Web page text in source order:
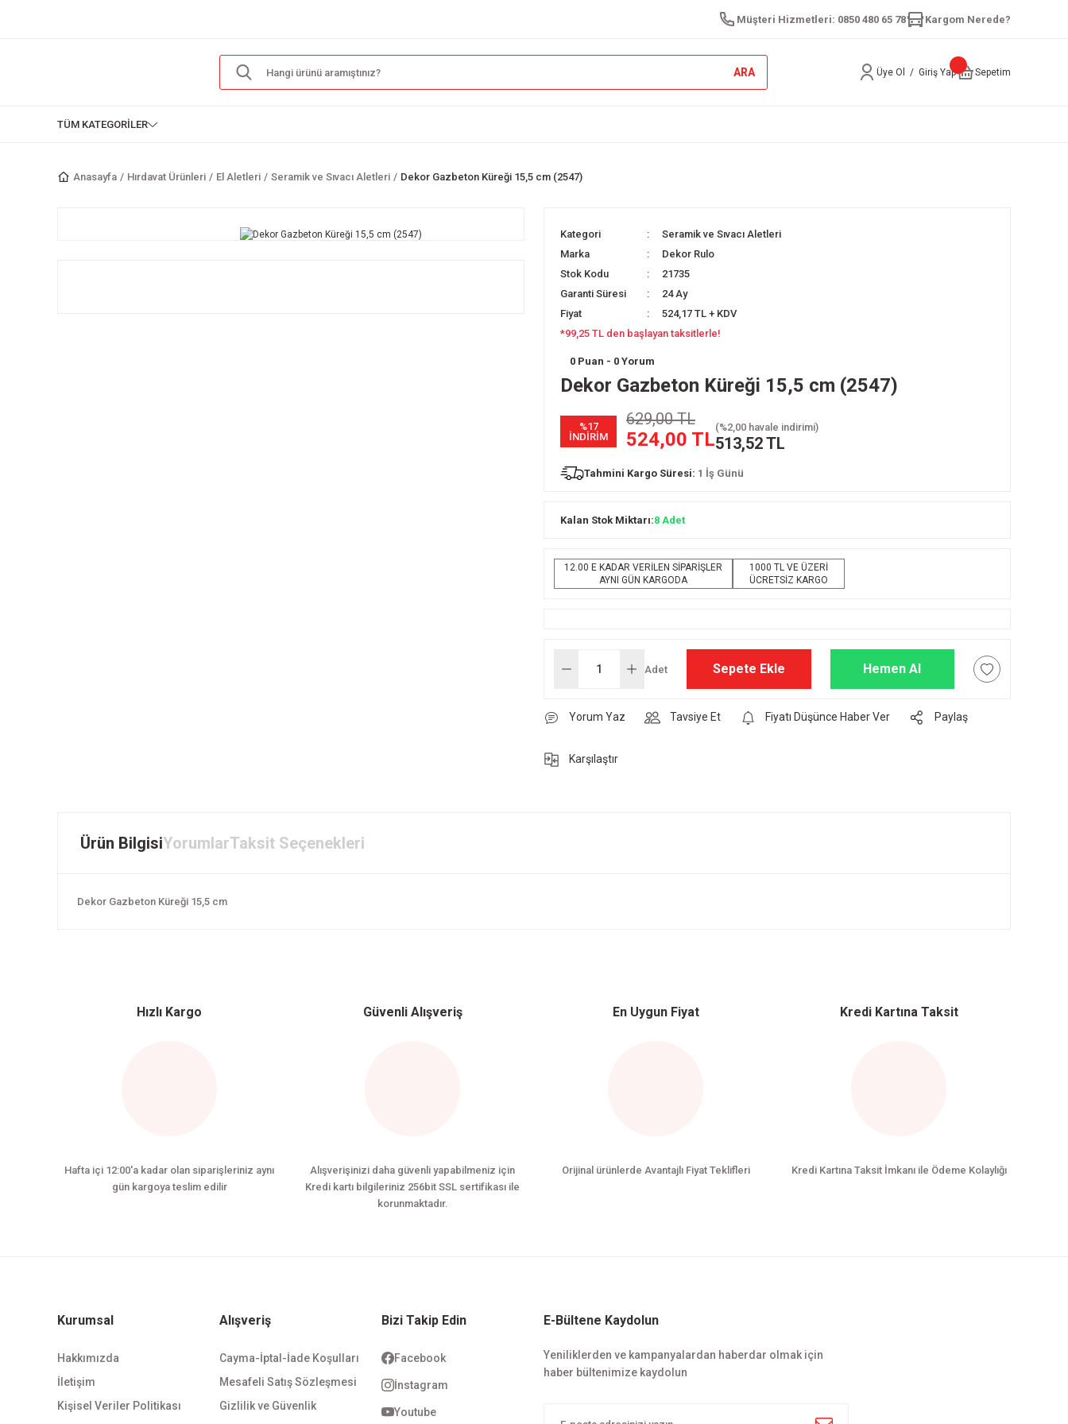
Müşteri Hizmetleri: 0850 480 65 78 Kargom Nerede?
ARA Üye Ol / Giriş Yap Sepetim
TÜM KATEGORİLER
Anasayfa Hırdavat Ürünleri El Aletleri Seramik ve Sıvacı Aletleri Dekor Gazbeton Küreği 15,5 cm (2547)
Kategori
Seramik ve Sıvacı Aletleri
Marka
Dekor Rulo
Stok Kodu
21735
Garanti Süresi
24 Ay
Fiyat
524,17 TL + KDV
*99,25 TL den başlayan taksitlerle!
0 Puan - 0 Yorum
Dekor Gazbeton Küreği 15,5 cm (2547)
%17
İNDİRİM
629,00 TL
524,00 TL
(%2,00 havale indirimi)
513,52 TL
Tahmini Kargo Süresi: 1 İş Günü
Kalan Stok Miktarı:8 Adet
12.00 E KADAR VERİLEN SİPARİŞLER
AYNI GÜN KARGODA
1000 TL VE ÜZERİ
ÜCRETSİZ KARGO
Adet Sepete Ekle Hemen Al
Yorum Yaz Tavsiye Et Fiyatı Düşünce Haber Ver Paylaş
Karşılaştır
Ürün BilgisiYorumlarTaksit Seçenekleri
Dekor Gazbeton Küreği 15,5 cm
Hızlı Kargo
Hafta içi 12:00'a kadar olan siparişleriniz aynı
gün kargoya teslim edilir
Güvenli Alışveriş
Alışverişinizi daha güvenli yapabilmeniz için
Kredi kartı bilgileriniz 256bit SSL sertifikası ile
korunmaktadır.
En Uygun Fiyat
Orijinal ürünlerde Avantajlı Fiyat Teklifleri
Kredi Kartına Taksit
Kredi Kartına Taksit İmkanı ile Ödeme Kolaylığı
Kurumsal
Hakkımızda
İletişim
Kişisel Veriler Politikası
Alışveriş
Cayma-İptal-İade Koşulları
Mesafeli Satış Sözleşmesi
Gizlilik ve Güvenlik
Bizi Takip Edin
Facebook
İnstagram
Youtube
E-Bültene Kaydolun
Yeniliklerden ve kampanyalardan haberdar olmak için
haber bültenimize kaydolun